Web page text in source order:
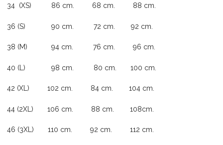
34 (XS) 86 cm. 68 cm. 88 cm.
36 (S) 90 cm. 72 cm. 92 cm.
38 (M) 94 cm. 76 cm. 96 cm.
40 (L) 98 cm. 80 cm. 100 cm.
42 (XL) 102 cm. 84 cm. 104 cm.
44 (2XL) 106 cm. 88 cm. 108cm.
46 (3XL) 110 cm. 92 cm. 112 cm.